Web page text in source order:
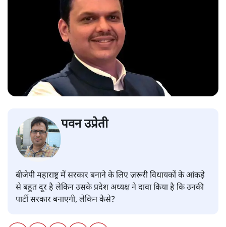
पवन उप्रेती
बीजेपी महाराष्ट्र में सरकार बनाने के लिए ज़रूरी विधायकों के आंकड़े
से बहुत दूर है लेकिन उसके प्रदेश अध्यक्ष ने दावा किया है कि उनकी
पार्टी सरकार बनाएगी, लेकिन कैसे?